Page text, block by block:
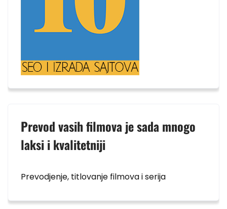
Prevod vasih filmova je sada mnogo
laksi i kvalitetniji
Prevodjenje, titlovanje filmova i serija